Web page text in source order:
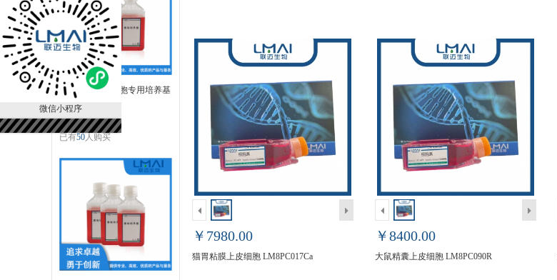
微信小程序
Hep-G2/2.2.15细胞专用培养基
LM8CM0594
￥650.00
已有50人购买
￥7980.00
猫胃粘膜上皮细胞 LM8PC017Ca
￥8400.00
大鼠精囊上皮细胞 LM8PC090R